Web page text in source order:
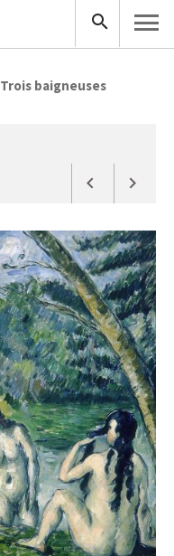
Trois baigneuses